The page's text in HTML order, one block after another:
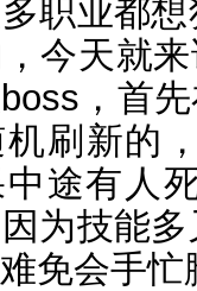
职业都
今天就
，首
刷新的
途有人
为技能
免会手